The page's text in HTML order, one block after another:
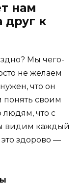
нам
друг к
Мы чего-
не желаем
что он
своим
людям, что с
видим каждый
здорово —